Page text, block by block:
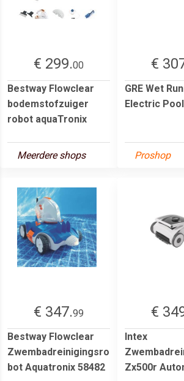
€ 299.00
Bestway Flowclear
bodemstofzuiger
robot aquaTronix
Meerdere shops
€
GRE Wet
Electric
Proshop
€ 347.99
Bestway Flowclear
Zwembadreinigingsro
bot Aquatronix 58482
€
Intex
Zx500r